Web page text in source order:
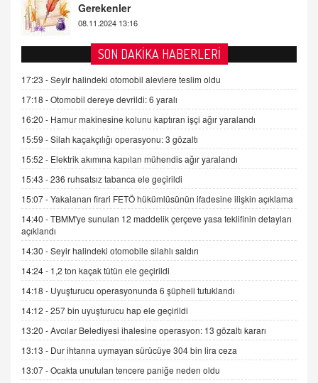
FARUK ÖNALAN
Tezkere Onaylanmasaydı…
AV. DOĞAN CAN DOĞAN
Kişisel verilerin korunması ve dijital hukukun
gelişimi
15.09.2025 16:17
SEHER EREK
Kış Ayları Geldi, Hangi Önlemler Alınmalı?
9.12.2025 10:11
İNCİ GÜL AKÖL
06.07.2026 13:00
ADEM AKÖL
Esed Destekçilerinin Yüzüne Vurulan Şamar:
Sednaya
11.12.2024 12:30
DR. EKREM ASLAN
Gerçek Ne, Algı Ne? "Beraber Yürüyoruz"
SON DAKİKA HABERLERİ
17:23 -Seyir halindeki otomobil alevlere teslim oldu
17:18 -Otomobil dereye devrildi: 6 yaralı
16:20 - Hamur makinesine kolunu kaptıran işçi ağır yaralandı
15:59 -Silah kaçakçılığı operasyonu: 3 gözaltı
15:52 - Elektrik akımına kapılan mühendis ağır yaralandı
15:43 -236 ruhsatsız tabanca ele geçirildi
15:07 -Yakalanan firari FETÖ hükümlüsünün ifadesine ilişkin açıklama
14:40 -TBMM'ye sunulan 12 maddelik çerçeve yasa teklifinin detayları
açıklandı
14:30 -Seyir halindeki otomobile silahlı saldırı
14:24 - 1,2 ton kaçak tütün ele geçirildi
14:18 - Uyuşturucu operasyonunda 6 şüpheli tutuklandı
14:12 -257 bin uyuşturucu hap ele geçirildi
13:20 -Avcılar Belediyesi ihalesine operasyon: 13 gözaltı kararı
13:13 - Dur ihtarına uymayan sürücüye 304 bin lira ceza
13:07 -Ocakta unutulan tencere paniğe neden oldu